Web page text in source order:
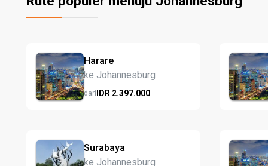
Harare
ke Johannesburg
dariIDR 2.397.000
Surabaya
ke Johannesburg